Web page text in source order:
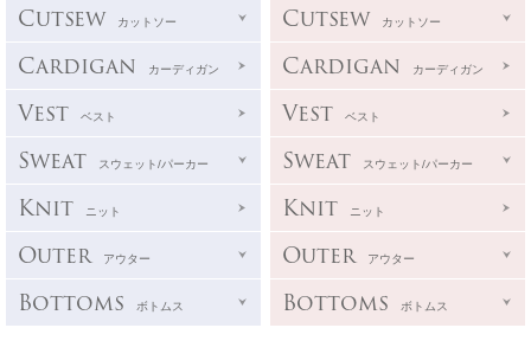
Cutsew カットソー
Cardigan カーディガン
Vest ベスト
Sweat スウェット/パーカー
Knit ニット
Outer アウター
Bottoms ボトムス
Cutsew カットソー
Cardigan カーディガン
Vest ベスト
Sweat スウェット/パーカー
Knit ニット
Outer アウター
Bottoms ボトムス